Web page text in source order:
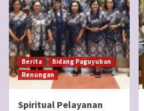
Berita
Bidang Paguyuban
Renungan
Spiritual Pelayanan